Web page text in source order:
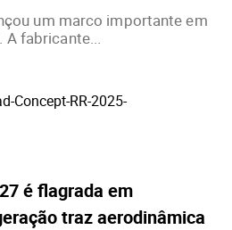
um marco importante em
fabricante...
é flagrada em
traz aerodinâmica